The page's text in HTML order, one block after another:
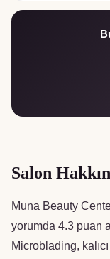
Salon
Muna Beauty
yorumda 4.3 puan
Microblading,